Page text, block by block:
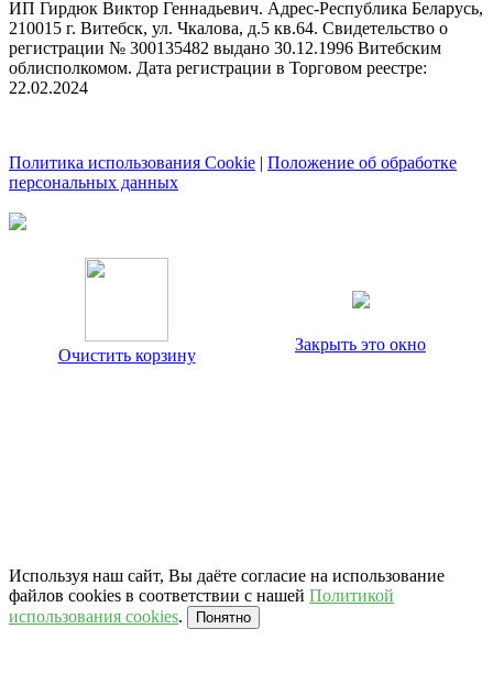
ИП Гирдюк Виктор Геннадьевич. Адрес-Республика Беларусь,
210015 г. Витебск, ул. Чкалова, д.5 кв.64. Свидетельство о
регистрации № 300135482 выдано 30.12.1996 Витебским
облисполкомом. Дата регистрации в Торговом реестре:
22.02.2024
Политика использования Cookie | Положение об обработке
персональных данных
Очистить корзину
Закрыть это окно
Используя наш сайт, Вы даёте согласие на использование
файлов cookies в соответствии с нашей Политикой
использования cookies. Понятно